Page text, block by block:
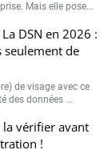
Mais elle pose...
DSN en 2026 :
seulement de
de visage avec ce
des données ...
la vérifier avant
!